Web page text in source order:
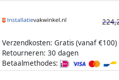
Verzendkosten: Gratis (vanaf €100)
Retourneren: 30 dagen
Betaalmethodes: